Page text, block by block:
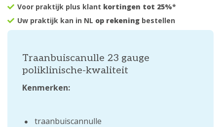
Voor praktijk plus klant kortingen tot 25%*
Uw praktijk kan in NL op rekening bestellen
Traanbuiscanulle 23 gauge
poliklinische-kwaliteit
Kenmerken:
traanbuiscannulle